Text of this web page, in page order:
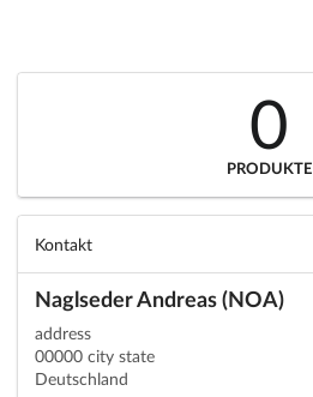
0
PRODUKTE
Kontakt
Naglseder Andreas (NOA)
address
00000 city state
Deutschland